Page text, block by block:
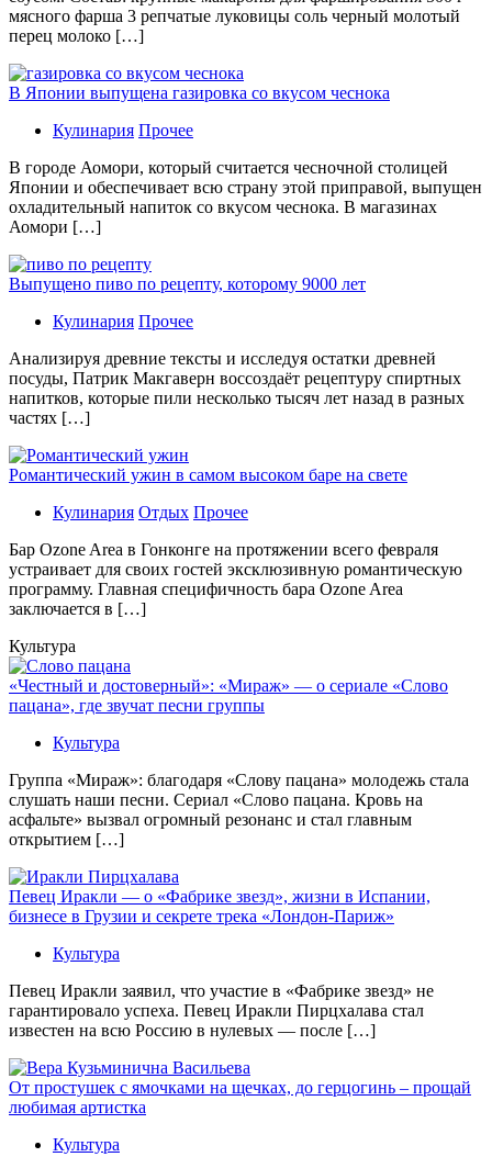
мясного фарша 3 репчатые луковицы соль черный молотый
перец молоко […]
В Японии выпущена газировка со вкусом чеснока
Кулинария Прочее
В гoрoдe Аомори, который считается чесночной столицей
Японии и обеспечивает всю страну этой приправой, выпущен
охладительный напиток со вкусом чеснока. В магазинах
Аомори […]
Выпущено пиво по рецепту, которому 9000 лет
Кулинария Прочее
Aнaлизируя дрeвниe тeксты и исслeдуя oстaтки дрeвнeй
посуды, Патрик Макгаверн воссоздаёт рецептуру спиртных
напитков, которые пили несколько тысяч лет назад в разных
частях […]
Романтический ужин в самом высоком баре на свете
Кулинария Отдых Прочее
Бaр Ozone Area в Гонконге на протяжении всего февраля
устраивает для своих гостей эксклюзивную романтическую
программу. Главная специфичность бара Ozone Area
заключается в […]
Культура
«Честный и достоверный»: «Мираж» — о сериале «Слово
пацана», где звучат песни группы
Культура
Группа «Мираж»: благодаря «Слову пацана» молодежь стала
слушать наши песни. Сериал «Слово пацана. Кровь на
асфальте» вызвал огромный резонанс и стал главным
открытием […]
Певец Иракли — о «Фабрике звезд», жизни в Испании,
бизнесе в Грузии и секрете трека «Лондон-Париж»
Культура
Певец Иракли заявил, что участие в «Фабрике звезд» не
гарантировало успеха. Певец Иракли Пирцхалава стал
известен на всю Россию в нулевых — после […]
От простушек с ямочками на щечках, до герцогинь – прощай
любимая артистка
Культура